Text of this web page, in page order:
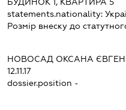
statements.nationality:
Розмір внеску до
НОВОСАД ОКСАНА
12.11.17
dossier.position -